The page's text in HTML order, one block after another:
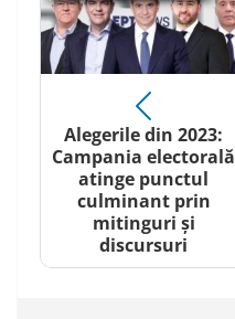
Alegerile din 2023:
Campania electorală
atinge punctul
culminant prin
mitinguri și
discursuri